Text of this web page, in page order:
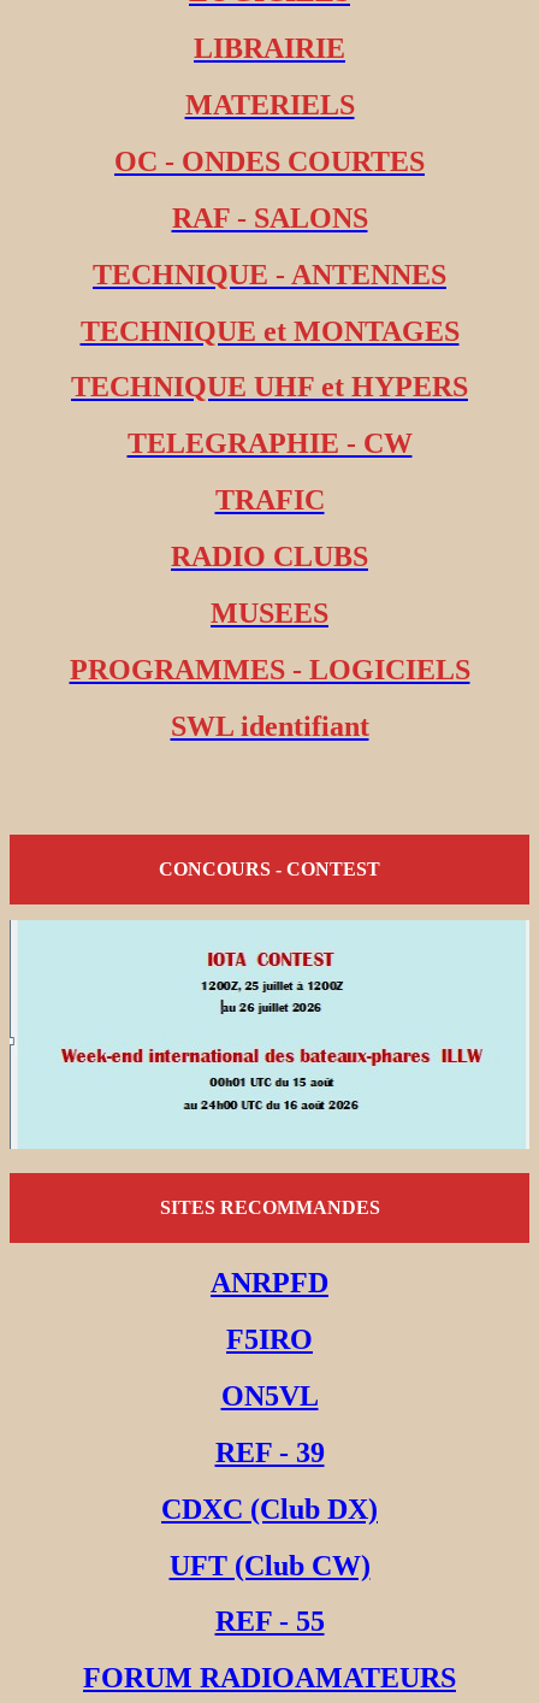
LIBRAIRIE
MATERIELS
OC - ONDES COURTES
RAF - SALONS
TECHNIQUE - ANTENNES
TECHNIQUE et MONTAGES
TECHNIQUE UHF et HYPERS
TELEGRAPHIE - CW
TRAFIC
RADIO CLUBS
MUSEES
PROGRAMMES - LOGICIELS
SWL identifiant
CONCOURS - CONTEST
SITES RECOMMANDES
ANRPFD
F5IRO
ON5VL
REF - 39
CDXC (Club DX)
UFT (Club CW)
REF - 55
FORUM RADIOAMATEURS